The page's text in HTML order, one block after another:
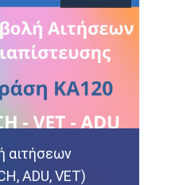
αιτήσεων
ADU, VET)